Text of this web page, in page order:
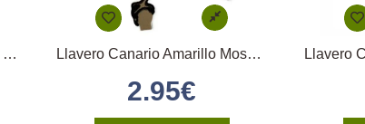
Llavero Canario Amarillo Alas Blancas Llavero Canario Amarillo Mosaico Macho
2.95€